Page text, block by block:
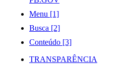
Menu [1]
Busca [2]
Conteúdo [3]
TRANSPARÊNCIA